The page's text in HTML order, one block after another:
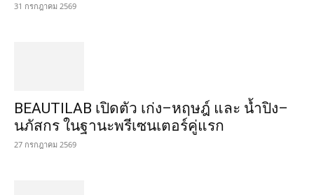
31 กรกฎาคม 2569
BEAUTILAB เปิดตัว เก่ง–หฤษฎ์ และ น้ำปิง–
นภัสกร ในฐานะพรีเซนเตอร์คู่แรก
27 กรกฎาคม 2569